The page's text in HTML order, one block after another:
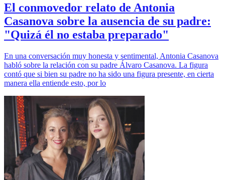
El conmovedor relato de Antonia
Casanova sobre la ausencia de su padre:
"Quizá él no estaba preparado"
En una conversación muy honesta y sentimental, Antonia Casanova
habló sobre la relación con su padre Álvaro Casanova. La figura
contó que si bien su padre no ha sido una figura presente, en cierta
manera ella entiende esto, por lo